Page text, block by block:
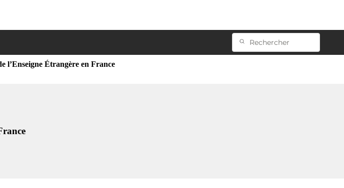
l’Enseigne Étrangère en France